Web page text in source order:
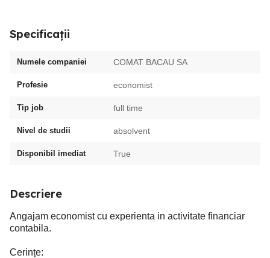
Specificații
Numele companiei COMAT BACAU SA
Profesie economist
Tip job full time
Nivel de studii absolvent
Disponibil imediat True
Descriere
Angajam economist cu experienta in activitate financiar
contabila.
Cerințe: